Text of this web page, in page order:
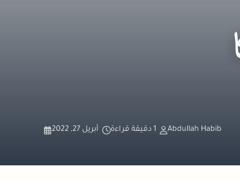
أبريل 27, 2022 1 دقيقة قراءة Abdullah Habib